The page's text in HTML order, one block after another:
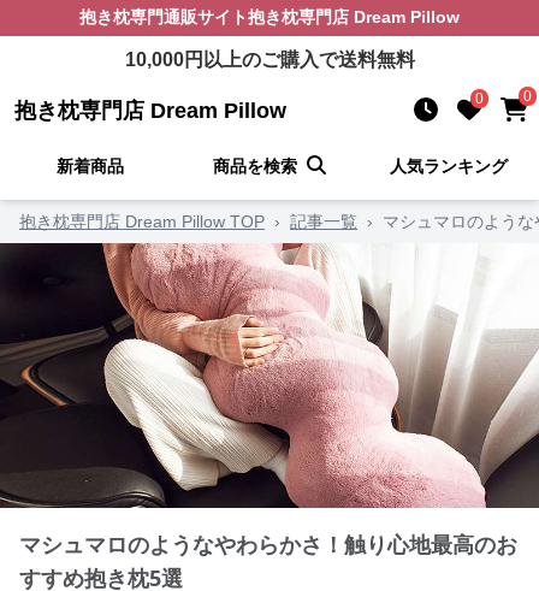
抱き枕専門通販サイト抱き枕専門店 Dream Pillow
10,000円以上のご購入で送料無料
抱き枕専門店 Dream Pillow 0 0
新着商品 商品を検索 人気ランキング
抱き枕専門店 Dream Pillow TOP › 記事一覧 › マシュマロのよう
マシュマロのようなやわらかさ！触り心地最高のお
すすめ抱き枕5選